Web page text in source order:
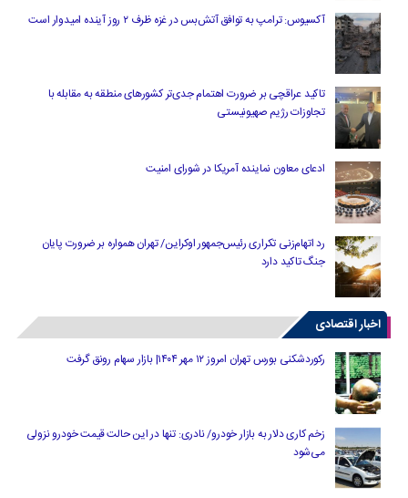
آکسیوس: ترامپ به توافق آتش‌بس در غزه ظرف ۲ روز آینده امیدوار است
تاکید عراقچی بر ضرورت اهتمام جدی‌تر کشورهای منطقه به مقابله با
تجاوزات رژیم صهیونیستی
ادعای معاون نماینده آمریکا در شورای امنیت
رد اتهام‌زنی تکراری رئیس‌جمهور اوکراین/ تهران همواره بر ضرورت پایان
جنگ تاکید دارد
اخبار اقتصادی
رکوردشکنی بورس تهران امروز ۱۲ مهر ۱۴۰۴| بازار سهام رونق گرفت
زخم کاری دلار به بازار خودرو/ نادری: تنها در این حالت قیمت خودرو نزولی
می‌شود